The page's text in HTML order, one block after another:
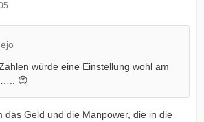
würde eine Einstellung wohl am
😊
das Geld und die Manpower, die in die